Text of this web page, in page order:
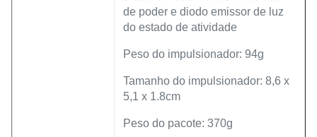
de poder e diodo emissor de luz
do estado de atividade
Peso do impulsionador: 94g
Tamanho do impulsionador: 8,6 x
5,1 x 1.8cm
Peso do pacote: 370g